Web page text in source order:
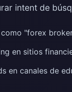
intent de
"forex
en sitios
en canales de